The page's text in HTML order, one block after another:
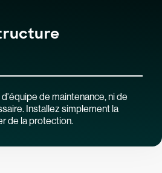
de maintenance, ni de
Installez simplement la
de la protection.